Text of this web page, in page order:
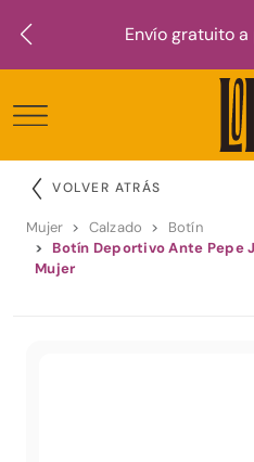
Envío gratuito
VOLVER ATRÁS
Mujer Calzado
Botín
Botín Deportivo Ante Pepe
Mujer